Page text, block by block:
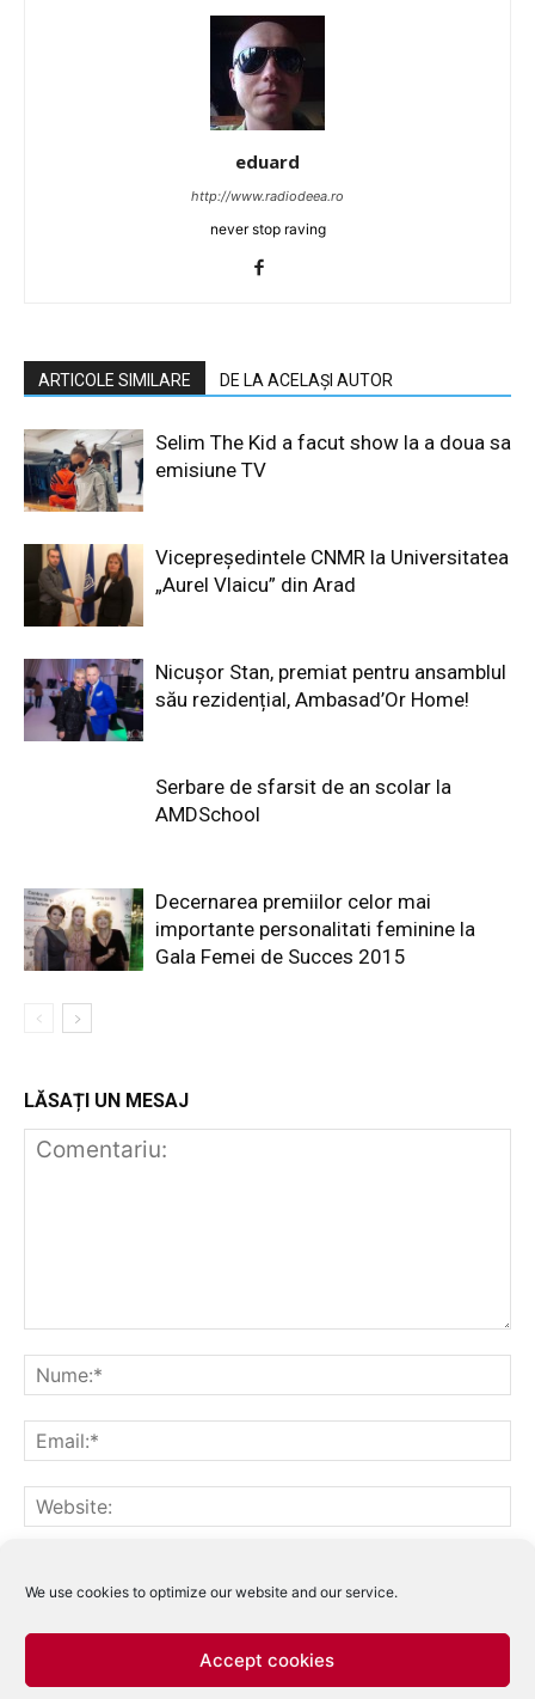
We use cookies to optimize our website and our service.
Accept cookies
eduard
http://www.radiodeea.ro
never stop raving
ARTICOLE SIMILARE DE LA ACELAȘI AUTOR
Selim The Kid a facut show la a doua sa
emisiune TV
Vicepreședintele CNMR la Universitatea
„Aurel Vlaicu” din Arad
Nicușor Stan, premiat pentru ansamblul
său rezidențial, Ambasad’Or Home!
Serbare de sfarsit de an scolar la
AMDSchool
Decernarea premiilor celor mai
importante personalitati feminine la
Gala Femei de Succes 2015
LĂSAȚI UN MESAJ
Notifică-mă prin email când sunt publicate articole noi.